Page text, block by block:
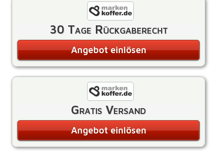
30 Tage Rückgaberecht
Angebot einlösen
Gratis Versand
Angebot einlösen